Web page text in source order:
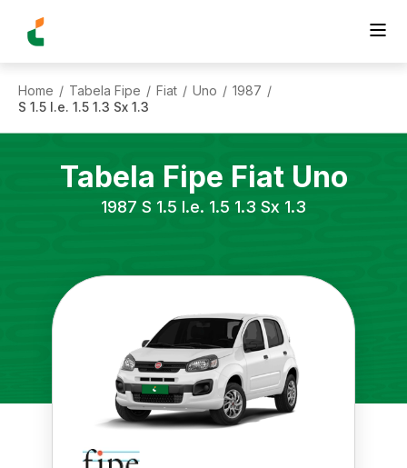
Home / Tabela Fipe / Fiat / Uno / 1987 /
S 1.5 I.e. 1.5 1.3 Sx 1.3
Tabela Fipe Fiat Uno
1987 S 1.5 I.e. 1.5 1.3 Sx 1.3